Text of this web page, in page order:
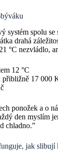
systém spolu
drahá
°C nezvládlo,
12 °C
přibližně 17 000
ponožek a o
den myslím
chladno.”
jak slibují